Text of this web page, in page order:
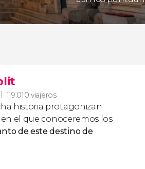
119.010 viajeros
historia protagonizan
en el que conoceremos los
de este destino de